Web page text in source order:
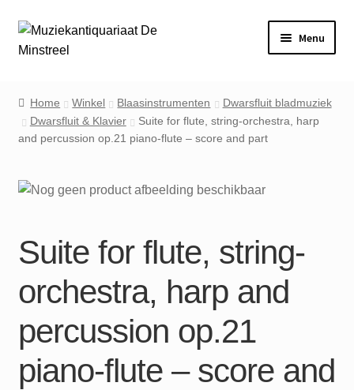
Ga
door
Ga
naar
Menu
Contact
Mijn account
Home Winkel Blaasinstrumenten
Dwarsfluit bladmuziek
Dwarsfluit & Klavier
Suite for flute, string-orchestra, harp
and percussion op.21 piano-flute – score and part
Suite for flute, string-
orchestra, harp and
percussion op.21
piano-flute – score and